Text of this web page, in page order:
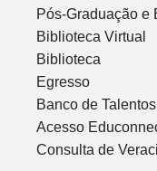
Pós-Graduação e
Biblioteca Virtual
Biblioteca
Egresso
Banco de Talentos
Acesso
Consulta de